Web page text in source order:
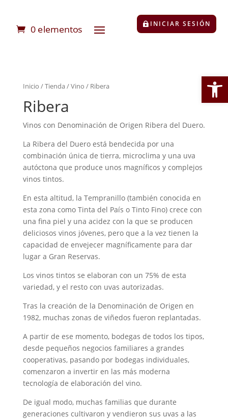
0 elementos INICIAR SESIÓN
Inicio /Tienda/Vino / Ribera
Ribera
Vinos con Denominación de Origen Ribera del Duero.
La Ribera del Duero está bendecida por una
combinación única de tierra, microclima y una uva
autóctona que produce unos magníficos y complejos
vinos tintos.
En esta altitud, la Tempranillo (también conocida en
esta zona como Tinta del País o Tinto Fino) crece con
una fina piel y una acidez con la que se producen
deliciosos vinos jóvenes, pero que a la vez tienen la
capacidad de envejecer magníficamente para dar
lugar a Gran Reservas.
Los vinos tintos se elaboran con un 75% de esta
variedad, y el resto con uvas autorizadas.
Tras la creación de la Denominación de Origen en
1982, muchas zonas de viñedos fueron replantadas.
A partir de ese momento, bodegas de todos los tipos,
desde pequeños negocios familiares a grandes
cooperativas, pasando por bodegas individuales,
comenzaron a invertir en las más moderna
tecnología de elaboración del vino.
De igual modo, muchas familias que durante
generaciones cultivaron y vendieron sus uvas a las